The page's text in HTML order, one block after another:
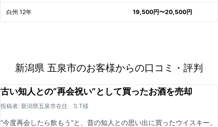
白州 12年 19,500円〜20,500円
新潟県 五泉市のお客様からの口コミ・評判
古い知人との“再会祝い”として買ったお酒を売却
投稿者: 新潟県五泉市在住 S.T様
“今度再会したら飲もう”と、昔の知人との思い出に買ったウイスキー。